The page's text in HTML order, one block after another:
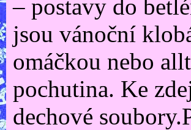
– postavy do
jsou vánoční
omáčkou nebo
pochutina. Ke
dechové